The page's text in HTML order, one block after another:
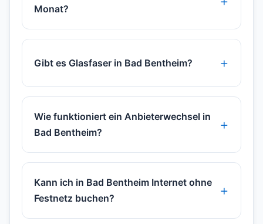
Monat?
Gibt es Glasfaser in Bad Bentheim?
Wie funktioniert ein Anbieterwechsel in
Bad Bentheim?
Kann ich in Bad Bentheim Internet ohne
Festnetz buchen?